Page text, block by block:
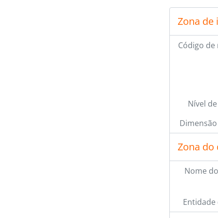
Zona de
Código
Nível
Zona do
Nome